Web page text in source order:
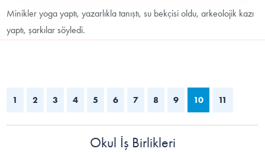
Minikler yoga yaptı, yazarlıkla tanıştı, su bekçisi oldu, arkeolojik kazı
yaptı, şarkılar söyledi.
1 2 3 4 5 6 7 8 9 10 11
Okul İş Birlikleri